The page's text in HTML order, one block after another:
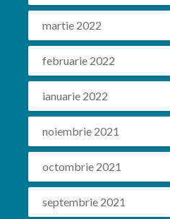
martie 2022
februarie 2022
ianuarie 2022
noiembrie 2021
octombrie 2021
septembrie 2021